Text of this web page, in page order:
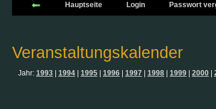
Hauptseite Login Passwort
Veranstaltungskalender
Jahr: 1993 1994 1995 1996 1997 1998 1999 2000